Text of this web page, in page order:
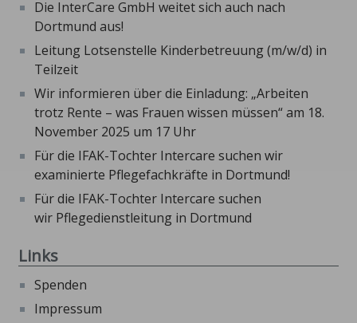
Die InterCare GmbH weitet sich auch nach
Dortmund aus!
Leitung Lotsenstelle Kinderbetreuung (m/w/d) in
Teilzeit
Wir informieren über die Einladung: „Arbeiten
trotz Rente – was Frauen wissen müssen“ am 18.
November 2025 um 17 Uhr
Für die IFAK-Tochter Intercare suchen wir
examinierte Pflegefachkräfte in Dortmund!
Für die IFAK-Tochter Intercare suchen
wir Pflegedienstleitung in Dortmund
Links
Spenden
Impressum